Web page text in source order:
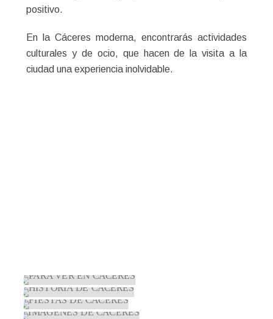
positivo.
En la Cáceres moderna, encontrarás actividades
culturales y de ocio, que hacen de la visita a la
ciudad una experiencia inolvidable.
PARA VER EN CÁCERES